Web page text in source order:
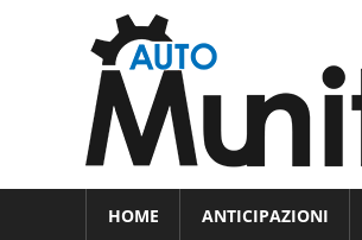
Novità
dal
HOME ANTICIPAZIONI